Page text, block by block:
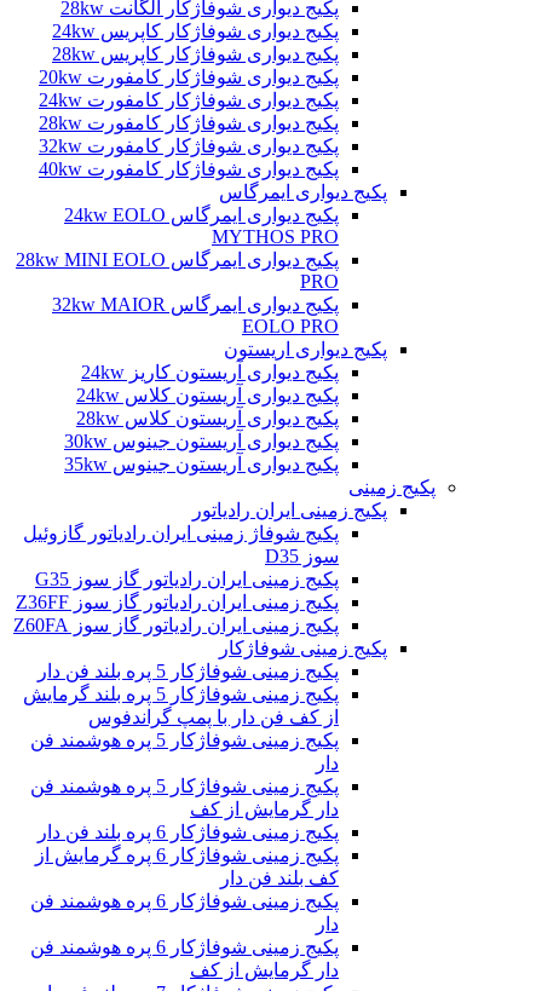
پکیج دیواری شوفاژکار الگانت 28kw
پکیج دیواری شوفاژکار کاپریس 24kw
پکیج دیواری شوفاژکار کاپریس 28kw
پکیج دیواری شوفاژکار کامفورت 20kw
پکیج دیواری شوفاژکار کامفورت 24kw
پکیج دیواری شوفاژکار کامفورت 28kw
پکیج دیواری شوفاژکار کامفورت 32kw
پکیج دیواری شوفاژکار کامفورت 40kw
پکیج دیواری ایمرگاس
پکیج دیواری ایمرگاس 24kw EOLO
MYTHOS PRO
پکیج دیواری ایمرگاس 28kw MINI EOLO
PRO
پکیج دیواری ایمرگاس 32kw MAIOR
EOLO PRO
پکیج دیواری اریستون
پکیج دیواری آریستون کاریز 24kw
پکیج دیواری آریستون کلاس 24kw
پکیج دیواری آریستون کلاس 28kw
پکیج دیواری آریستون جینوس 30kw
پکیج دیواری آریستون جینوس 35kw
پکیج زمینی
پکیج زمینی ایران رادیاتور
پکیج شوفاژ زمینی ایران رادیاتور گازوئیل
سوز D35
پکیج زمینی ایران رادیاتور گاز سوز G35
پکیج زمینی ایران رادیاتور گاز سوز Z36FF
پکیج زمینی ایران رادیاتور گاز سوز Z60FA
پکیج زمینی شوفاژکار
پکیج زمینی شوفاژکار 5 پره بلند فن دار
پکیج زمینی شوفاژکار 5 پره بلند گرمایش
از کف فن دار با پمپ گراندفوس
پکیج زمینی شوفاژکار 5 پره هوشمند فن
دار
پکیج زمینی شوفاژکار 5 پره هوشمند فن
دار گرمایش از کف
پکیج زمینی شوفاژکار 6 پره بلند فن دار
پکیج زمینی شوفاژکار 6 پره گرمایش از
کف بلند فن دار
پکیج زمینی شوفاژکار 6 پره هوشمند فن
دار
پکیج زمینی شوفاژکار 6 پره هوشمند فن
دار گرمایش از کف